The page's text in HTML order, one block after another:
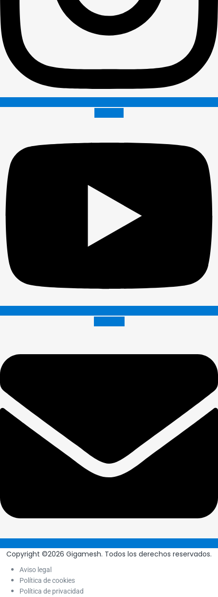
Copyright ©2026 Gigamesh. Todos los derechos reservados.
Aviso legal
Política de cookies
Política de privacidad